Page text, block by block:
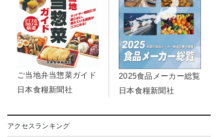
ご当地弁当惣菜ガイド
日本食糧新聞社
2025食品メーカー総覧
日本食糧新聞社
アクセスランキング